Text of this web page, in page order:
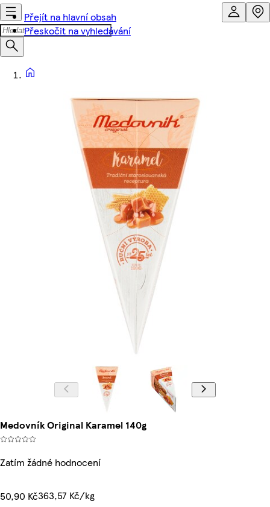
Přejít na hlavní obsah
Přeskočit na vyhledávání
Medovník Original Karamel 140g
Zatím žádné hodnocení
50,90 Kč363,57 Kč/kg